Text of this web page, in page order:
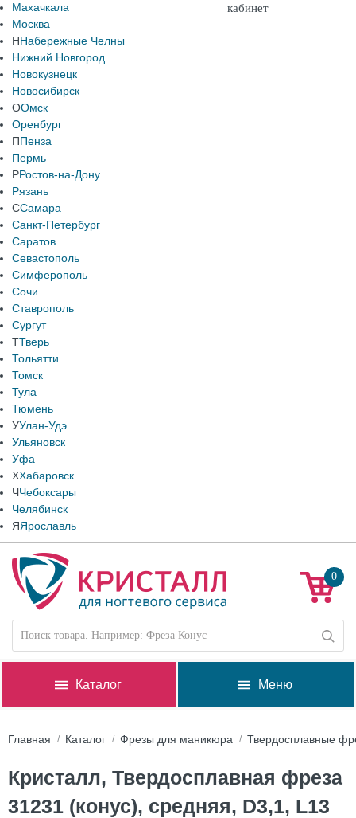
Махачкала
Москва
ННабережные Челны
Нижний Новгород
Новокузнецк
Новосибирск
ООмск
Оренбург
ППенза
Пермь
РРостов-на-Дону
Рязань
ССамара
Санкт-Петербург
Саратов
Севастополь
Симферополь
Сочи
Ставрополь
Сургут
ТТверь
Тольятти
Томск
Тула
Тюмень
УУлан-Удэ
Ульяновск
Уфа
ХХабаровск
ЧЧебоксары
Челябинск
ЯЯрославль
кабинет
0
Каталог Меню
Главная Каталог Фрезы для маникюра Твердосплавные
Кристалл, Твердосплавная фреза
31231 (конус), средняя, D3,1, L13